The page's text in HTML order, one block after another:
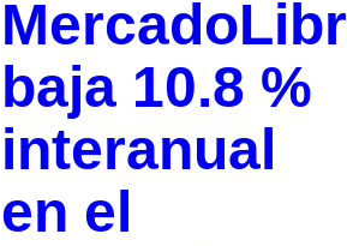
baja 10.8 %
interanual
en el